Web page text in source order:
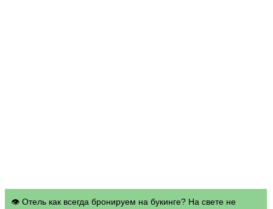
👁 Отель как всегда бронируем на букинге? На свете не